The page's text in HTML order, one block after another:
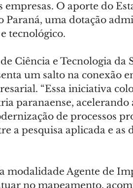
empresas. O aporte do
Paraná, uma dotação
tecnológico.
Ciência e Tecnologia da
um salto na conexão
“Essa iniciativa
paranaense,
de processos
a pesquisa aplicada e as
modalidade Agente de
no mapeamento,